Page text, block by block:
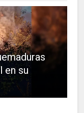
en su